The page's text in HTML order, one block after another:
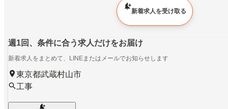
新着求人を受け取る
週1回、条件に合う求人だけをお届け
新着求人をまとめて、LINEまたはメールでお知らせします
東京都武蔵村山市
工事